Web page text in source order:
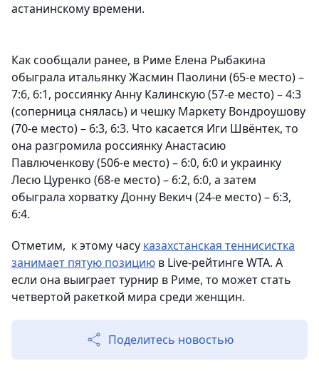
астанинскому времени.
Как сообщали ранее, в Риме Елена Рыбакина
обыграла итальянку Жасмин Паолини (65-е место) –
7:6, 6:1, россиянку Анну Калинскую (57-е место) – 4:3
(соперница снялась) и чешку Маркету Вондроушову
(70-е место) – 6:3, 6:3. Что касается Иги Швёнтек, то
она разгромила россиянку Анастасию
Павлюченкову (506-е место) – 6:0, 6:0 и украинку
Лесю Цуренко (68-е место) – 6:2, 6:0, а затем
обыграла хорватку Донну Векич (24-е место) – 6:3,
6:4.
Отметим, к этому часу казахстанская теннисистка
занимает пятую позицию в Live-рейтинге WTA. А
если она выиграет турнир в Риме, то может стать
четвертой ракеткой мира среди женщин.
Поделитесь новостью